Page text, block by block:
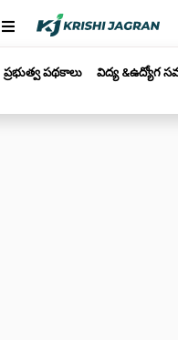
ప్రభుత్వ పథకాలు విద్య &ఉద్యోగ